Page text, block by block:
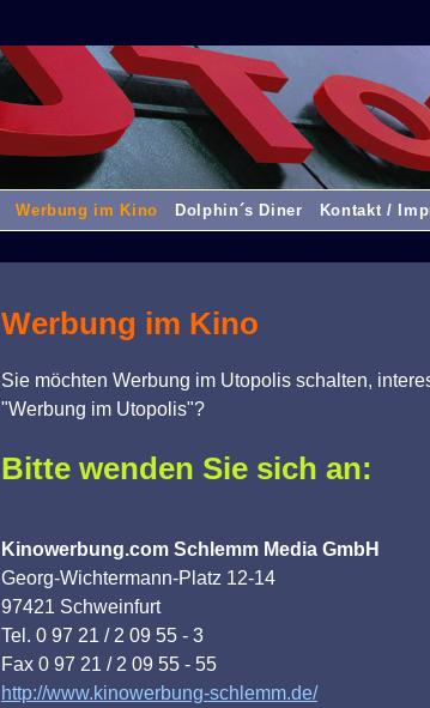
Werbung im Kino Dolphin´s Diner Kontakt /
Werbung im Kino
Sie möchten Werbung im Utopolis schalten,
"Werbung im Utopolis"?
Bitte wenden Sie sich an:
Kinowerbung.com Schlemm Media GmbH
Georg-Wichtermann-Platz 12-14
97421 Schweinfurt
Tel. 0 97 21 / 2 09 55 - 3
Fax 0 97 21 / 2 09 55 - 55
http://www.kinowerbung-schlemm.de/